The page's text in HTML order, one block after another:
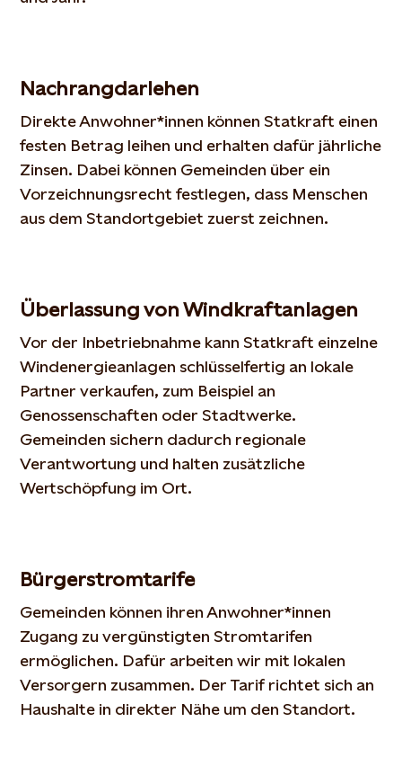
Nachrangdarlehen
Direkte Anwohner*innen können Statkraft einen
festen Betrag leihen und erhalten dafür jährliche
Zinsen. Dabei können Gemeinden über ein
Vorzeichnungsrecht festlegen, dass Menschen
aus dem Standortgebiet zuerst zeichnen.
Überlassung von Windkraftanlagen
Vor der Inbetriebnahme kann Statkraft einzelne
Windenergieanlagen schlüsselfertig an lokale
Partner verkaufen, zum Beispiel an
Genossenschaften oder Stadtwerke.
Gemeinden sichern dadurch regionale
Verantwortung und halten zusätzliche
Wertschöpfung im Ort.
Bürgerstromtarife
Gemeinden können ihren Anwohner*innen
Zugang zu vergünstigten Stromtarifen
ermöglichen. Dafür arbeiten wir mit lokalen
Versorgern zusammen. Der Tarif richtet sich an
Haushalte in direkter Nähe um den Standort.